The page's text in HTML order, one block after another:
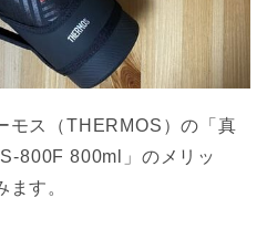
モス（THERMOS）の「真
800F 800ml」のメリッ
ます。